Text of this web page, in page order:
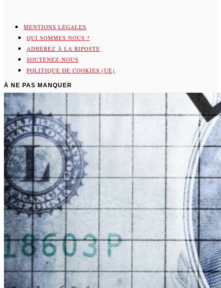
MENTIONS LÉGALES
QUI SOMMES NOUS ?
ADHÉREZ À LA RIPOSTE
SOUTENEZ-NOUS
POLITIQUE DE COOKIES (UE)
À NE PAS MANQUER